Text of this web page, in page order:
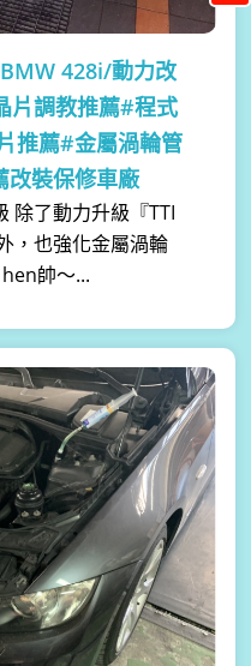
428i/動力改
片調教推薦#程式
推薦#金屬渦輪管
改裝保修車廠
除了動力升級『TTI
，也強化金屬渦輪
帥～...